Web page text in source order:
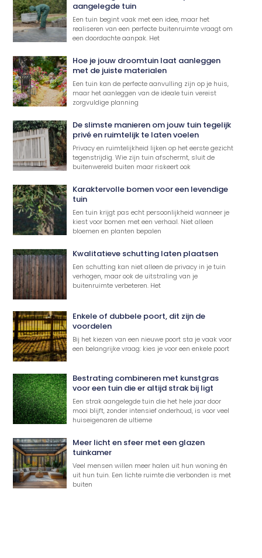
aangelegde tuin
Een tuin begint vaak met een idee, maar het
realiseren van een perfecte buitenruimte vraagt om
een doordachte aanpak. Het
Hoe je jouw droomtuin laat aanleggen
met de juiste materialen
Een tuin kan de perfecte aanvulling zijn op je huis,
maar het aanleggen van de ideale tuin vereist
zorgvuldige planning
De slimste manieren om jouw tuin tegelijk
privé en ruimtelijk te laten voelen
Privacy en ruimtelijkheid lijken op het eerste gezicht
tegenstrijdig. Wie zijn tuin afschermt, sluit de
buitenwereld buiten maar riskeert ook
Karaktervolle bomen voor een levendige
tuin
Een tuin krijgt pas echt persoonlijkheid wanneer je
kiest voor bomen met een verhaal. Niet alleen
bloemen en planten bepalen
Kwalitatieve schutting laten plaatsen
Een schutting kan niet alleen de privacy in je tuin
verhogen, maar ook de uitstraling van je
buitenruimte verbeteren. Het
Enkele of dubbele poort, dit zijn de
voordelen
Bij het kiezen van een nieuwe poort sta je vaak voor
een belangrijke vraag: kies je voor een enkele poort
Bestrating combineren met kunstgras
voor een tuin die er altijd strak bij ligt
Een strak aangelegde tuin die het hele jaar door
mooi blijft, zonder intensief onderhoud, is voor veel
huiseigenaren de ultieme
Meer licht en sfeer met een glazen
tuinkamer
Veel mensen willen meer halen uit hun woning én
uit hun tuin. Een lichte ruimte die verbonden is met
buiten